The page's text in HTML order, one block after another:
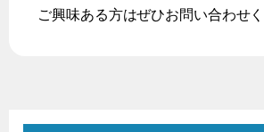
ご興味ある方はぜひお問い合わせく